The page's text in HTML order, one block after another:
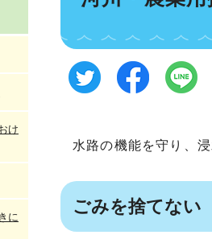
水路の機能を守り、
ごみを捨てない
け
に